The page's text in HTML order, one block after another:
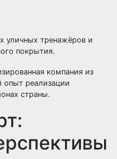
уличных тренажёров и
покрытия.
компания из
реализации
страны.